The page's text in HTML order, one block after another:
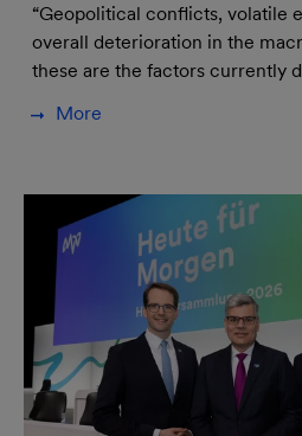
“Geopolitical conflicts, volatile
overall deterioration in the
these are the factors currently
More